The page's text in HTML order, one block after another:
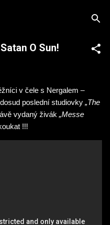
obsah
O Sun!
v čele s Nergalem –
poslední studiovky „The
vydaný živák „Messe
!!!